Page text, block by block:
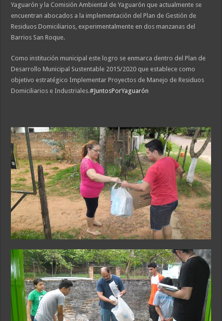
Yaguarón y la Comisión Ambiental de Yaguarón que actualmente se
encuentran abocados a la implementación del Plan de Gestión de
Residuos Domiciliarios, experimentalmente en dos manzanas del
Barrios San Roque.
Como institución municipal este logro se enmarca dentro del Plan de
Desarrollo Municipal Sustentable 2015/2020 que establece como
objetivo estratégico Implementar Proyectos de Manejo de Residuos
Domiciliarios e Industriales.#JuntosPorYaguarón